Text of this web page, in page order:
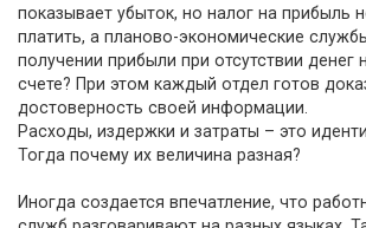
показывает убыток, но налог на прибыль
платить, а планово-экономические
получении прибыли при отсутствии денег
счете? При этом каждый отдел готов
достоверность своей информации.
Расходы, издержки и затраты – это
Тогда почему их величина разная?
Иногда создается впечатление, что